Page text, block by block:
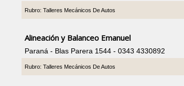
Rubro: Talleres Mecánicos De Autos
Alineación y Balanceo Emanuel
Paraná - Blas Parera 1544 - 0343 4330892
Rubro: Talleres Mecánicos De Autos